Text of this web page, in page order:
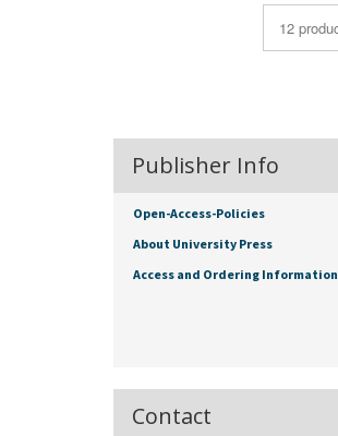
Publisher Info
Open-Access-Policies
About University Press
Access and Ordering Information
Contact